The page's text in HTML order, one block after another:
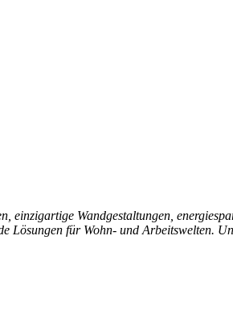
einzigartige Wandgestaltungen,
Lösungen für Wohn- und Arbeitswelten.